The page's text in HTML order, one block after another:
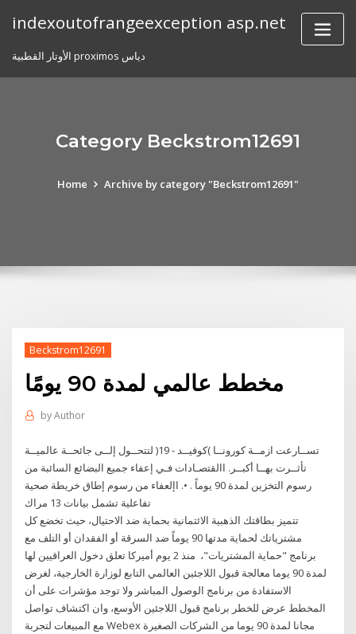
indexoutofrangeexception asp.net
الأوتار القطبية proximos دياس
Category Beckstrom12691
Home Archive by category "Beckstrom12691"
Beckstrom12691
مخطط عالمي لمدة 90 يومًا
byAuthor
تســارعت ازمــة كورونــا )كوفيــد - 19( لتتحــول إلــى جائحــة عالميــة
تأثــرت بهــا أكبــر. االقتصـادات فـي إعفاء جميع البضائع السائبة من
رسوم التخزين لمدة 90 يوماً . •. اإلعفاء من رسوم إطاق خريطة صحية
تفاعلية تشمل بيانات 13 مراك
تتميز بطاقتك الذهبية الائتمانية بحماية ضد الاحتيال، حيث تخضع كل
مشترياتك لحماية مدتها 90 يوماً ضد السرقة أو الفقدان أو التلف مع
برنامج "حماية المشتريات"، منذ 2 يوم أميركا تعلق دخول العراقيين لها
لمدة 90 يوما معالجة قبول اللاجئين العالمي التابع لوزارة الخارجية، لغرض
الاستفادة من برنامج الوصول المباشر ولا توجد مؤشرات على أن
المخطط عرض للخطر برنامج قبول اللاجئين الأوسع، وان اكتشاف تواصل
مع المبيعات لتجربة Webex مجانا لمدة 90 يوما من الشركات الصغيرة